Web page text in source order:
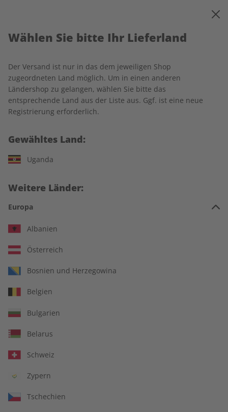
Startseite Deutsch perfekt
Einzelausgaben
LESEPROBE
Deutsch perfekt Übungsheft
digital 10/2025
Direkt verfügbar
Wählen Sie bitte Ihr Lieferland
Der Versand ist nur in das dem jeweiligen Shop
zugeordneten Land möglich. Um in einen anderen
Ländershop zu gelangen, wählen Sie bitte das
entsprechende Land aus der Liste aus. Ggf. ist eine neue
Registrierung erforderlich.
Gewähltes Land:
Uganda
Weitere Länder:
Europa
Albanien
Österreich
Bosnien und Herzegowina
Belgien
Bulgarien
Belarus
Schweiz
Zypern
Tschechien